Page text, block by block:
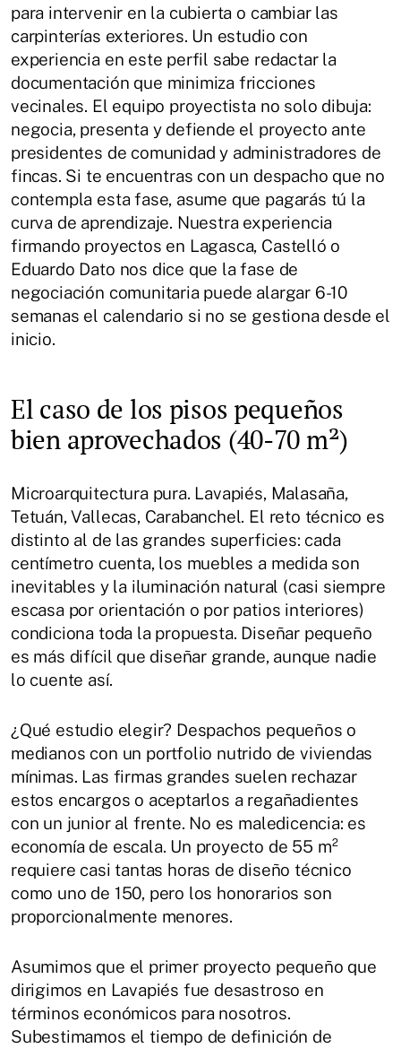
para intervenir en la cubierta o cambiar las
carpinterías exteriores. Un estudio con
experiencia en este perfil sabe redactar la
documentación que minimiza fricciones
vecinales. El equipo proyectista no solo dibuja:
negocia, presenta y defiende el proyecto ante
presidentes de comunidad y administradores de
fincas. Si te encuentras con un despacho que no
contempla esta fase, asume que pagarás tú la
curva de aprendizaje. Nuestra experiencia
firmando proyectos en Lagasca, Castelló o
Eduardo Dato nos dice que la fase de
negociación comunitaria puede alargar 6-10
semanas el calendario si no se gestiona desde el
inicio.
El caso de los pisos pequeños
bien aprovechados (40-70 m²)
Microarquitectura pura. Lavapiés, Malasaña,
Tetuán, Vallecas, Carabanchel. El reto técnico es
distinto al de las grandes superficies: cada
centímetro cuenta, los muebles a medida son
inevitables y la iluminación natural (casi siempre
escasa por orientación o por patios interiores)
condiciona toda la propuesta. Diseñar pequeño
es más difícil que diseñar grande, aunque nadie
lo cuente así.
¿Qué estudio elegir? Despachos pequeños o
medianos con un portfolio nutrido de viviendas
mínimas. Las firmas grandes suelen rechazar
estos encargos o aceptarlos a regañadientes
con un junior al frente. No es maledicencia: es
economía de escala. Un proyecto de 55 m²
requiere casi tantas horas de diseño técnico
como uno de 150, pero los honorarios son
proporcionalmente menores.
Asumimos que el primer proyecto pequeño que
dirigimos en Lavapiés fue desastroso en
términos económicos para nosotros.
Subestimamos el tiempo de definición de